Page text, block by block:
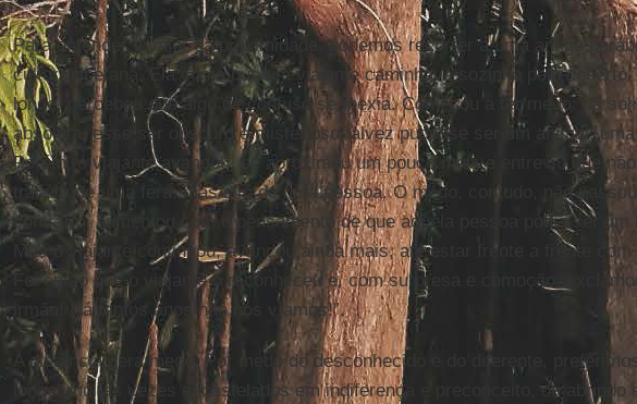
Para entender o valor da proximidade, podemos recorrer a uma antiga
cultura tibetana. Ela conta que um viajante caminhava sozinho pelo deserto.
longe, percebeu que algo de confuso se mexia. Começou a ter medo: na
absoluta, esse ser obscuro e misterioso talvez pudesse ser um animal,
Porém, o viajante avançou, se aproximou um pouco mais e entreviu que
tratava de uma fera, mas sim de uma pessoa. O medo, contudo, não
contrário, aumentou com o pensamento de que aquela pessoa podia ser um
Mas o viajante continuou, avançou ainda mais, até estar frente a frente
Foi então que o viajante o reconheceu e, com surpresa e comoção,
irmão! Há tantos anos não nos víamos!”.
A distância gera medo. Por medo do desconhecido e do diferente,
longe, muitas vezes encastelados em indiferença e preconceito, ou abrindo